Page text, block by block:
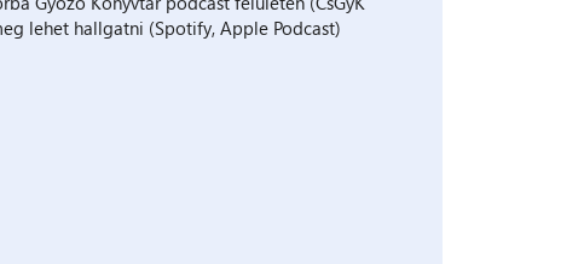
lehet hallgatni (Spotify, Apple Podcast)